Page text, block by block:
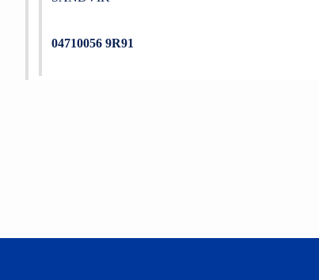
04710056 9R91
Ürün bilgilerinde hatalar bulunuyor.